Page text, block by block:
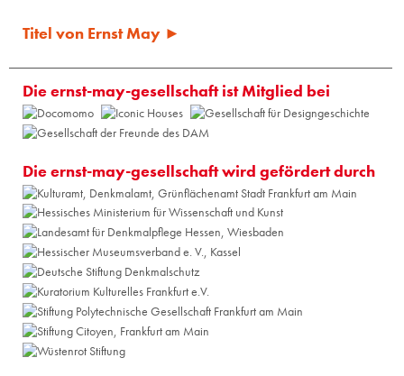
Titel von Ernst May ►
Die ernst-may-gesellschaft ist Mitglied bei
Die ernst-may-gesellschaft wird gefördert durch